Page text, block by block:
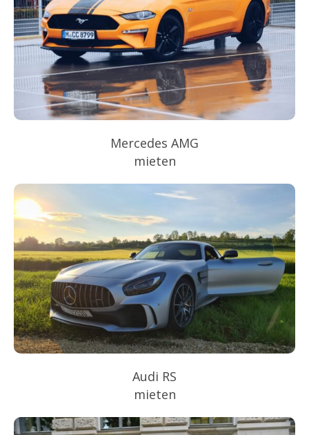
Mercedes AMG
mieten
Audi RS
mieten